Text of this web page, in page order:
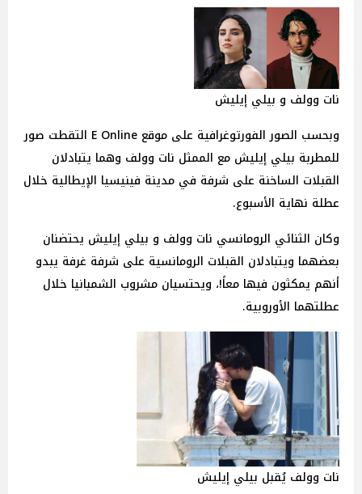
نات وولف و بيلي إيليش
وبحسب الصور الفورتوغرافية على موقع E Online التقطت صور
للمطربة بيلي إيليش مع الممثل نات وولف وهما يتبادلان
القبلات الساخنة على شرفة في مدينة فينيسيا الإيطالية خلال
عطلة نهاية الأسبوع.
وكان الثنائي الرومانسي نات وولف و بيلي إيليش يحتضنان
بعضهما ويتبادلان القبلات الرومانسية على شرفة غرفة يبدو
أنهم يمكثون فيها معاً!، ويحتسيان مشروب الشمبانيا خلال
عطلتهما الأوروبية.
نات وولف يُقبل بيلي إيليش